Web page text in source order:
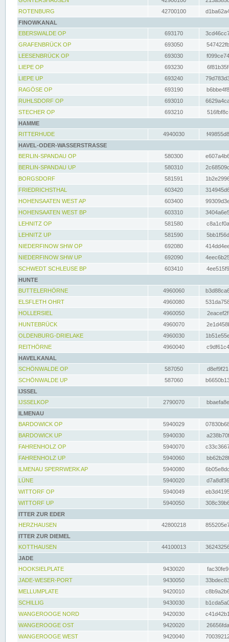
ROTENBURG
42700100
FINOWKANAL
EBERSWALDE OP
693170
GRAFENBRÜCK OP
693050
LEESENBRÜCK OP
693030
LIEPE OP
693230
LIEPE UP
693240
RAGÖSE OP
693190
RUHLSDORF OP
693010
STECHER OP
693210
HAMME
RITTERHUDE
4940030
HAVEL-ODER-WASSERSTRASSE
BERLIN-SPANDAU OP
580300
BERLIN-SPANDAU UP
580310
BORGSDORF
581591
FRIEDRICHSTHAL
603420
HOHENSAATEN WEST AP
603400
HOHENSAATEN WEST BP
603310
LEHNITZ OP
581580
LEHNITZ UP
581590
NIEDERFINOW SHW OP
692080
NIEDERFINOW SHW UP
692090
SCHWEDT SCHLEUSE BP
603410
HUNTE
BUTTELERHÖRNE
4960060
ELSFLETH OHRT
4960080
HOLLERSIEL
4960050
HUNTEBRÜCK
4960070
OLDENBURG-DRIELAKE
4960030
REITHÖRNE
4960040
HAVELKANAL
SCHÖNWALDE OP
587050
SCHÖNWALDE UP
587060
IJSSEL
IJSSELKOP
2790070
ILMENAU
BARDOWICK OP
5940029
BARDOWICK UP
5940030
FAHRENHOLZ OP
5940070
FAHRENHOLZ UP
5940060
ILMENAU SPERRWERK AP
5940080
LÜNE
5940020
WITTORF OP
5940049
WITTORF UP
5940050
ITTER ZUR EDER
HERZHAUSEN
42800218
ITTER ZUR DIEMEL
KOTTHAUSEN
44100013
JADE
HOOKSIELPLATE
9430020
JADE-WESER-PORT
9430050
MELLUMPLATE
9420010
SCHILLIG
9430030
WANGEROOGE NORD
9420030
WANGEROOGE OST
9420020
WANGEROOGE WEST
9420040